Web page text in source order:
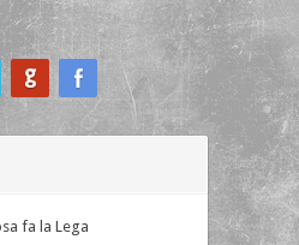
fa la Lega